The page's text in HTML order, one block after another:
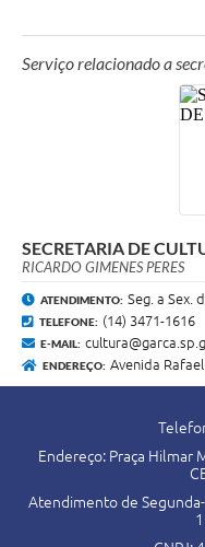
Serviço relacionado a
SECRETARIA DE
RICARDO GIMENES PERES
ATENDIMENTO: Seg. a Sex.
TELEFONE: (14) 3471-1616
E-MAIL:
ENDEREÇO: Avenida
Endereço: Praça Hilmar
Atendimento de